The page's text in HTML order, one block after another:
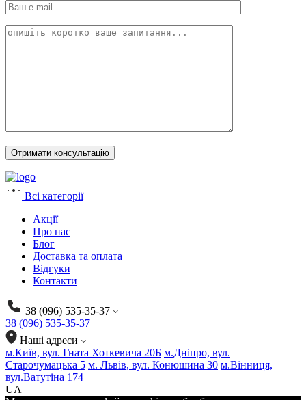
Всі категорії
Акції
Про нас
Блог
Доставка та оплата
Відгуки
Контакти
38 (096) 535-35-37
38 (096) 535-35-37
Наші адреси
м.Київ, вул. Гната Хоткевича 20Б м.Дніпро, вул.
Старочумацька 5 м. Львів, вул. Конюшина 30 м.Вінниця,
вул.Ватутіна 174
UA